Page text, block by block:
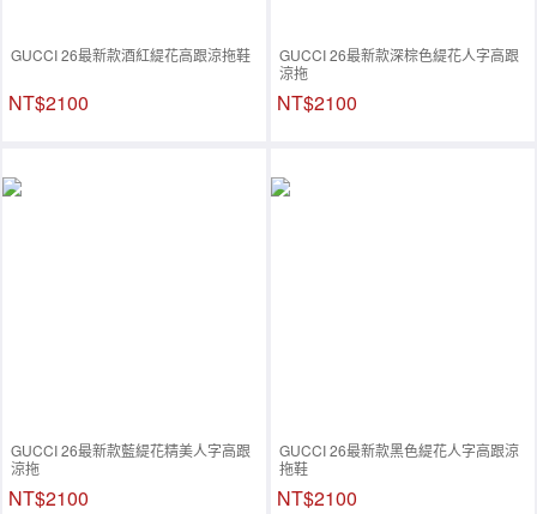
GUCCI 26最新款酒紅緹花高跟涼拖鞋
NT$2100
GUCCI 26最新款深棕色緹花人字高跟
涼拖
NT$2100
GUCCI 26最新款藍緹花精美人字高跟
涼拖
NT$2100
GUCCI 26最新款黑色緹花人字高跟涼
拖鞋
NT$2100